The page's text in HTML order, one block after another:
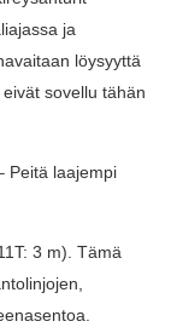
ja
löysyyttä
sovellu tähän
Peitä laajempi
3 m). Tämä